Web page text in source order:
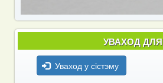
УВАХОД
Уваход у сістэму